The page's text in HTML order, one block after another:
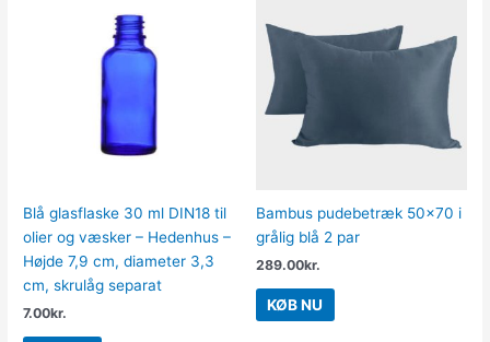
Blå glasflaske 30 ml DIN18 til
olier og væsker – Hedenhus –
Højde 7,9 cm, diameter 3,3
cm, skrulåg separat
7.00kr.
Bambus pudebetræk 50×70 i
grålig blå 2 par
289.00kr.
KØB NU